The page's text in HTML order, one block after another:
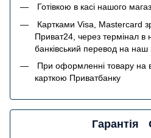
Готівкою в касі нашого
Картками Visa, Mastercard
Приват24, через термінал в
банківський перевод на наш
При оформленні товару на
карткою Приватбанку
Гарантія